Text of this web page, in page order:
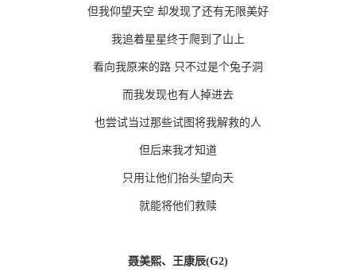
但我仰望天空 却发现了还有无限美好
我追着星星终于爬到了山上
看向我原来的路 只不过是个兔子洞
而我发现也有人掉进去
也尝试当过那些试图将我解救的人
但后来我才知道
只用让他们抬头望向天
就能将他们救赎
聂美熙、王康辰(G2)